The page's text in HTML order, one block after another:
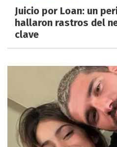
Juicio por Loan: un
hallaron rastros del
clave